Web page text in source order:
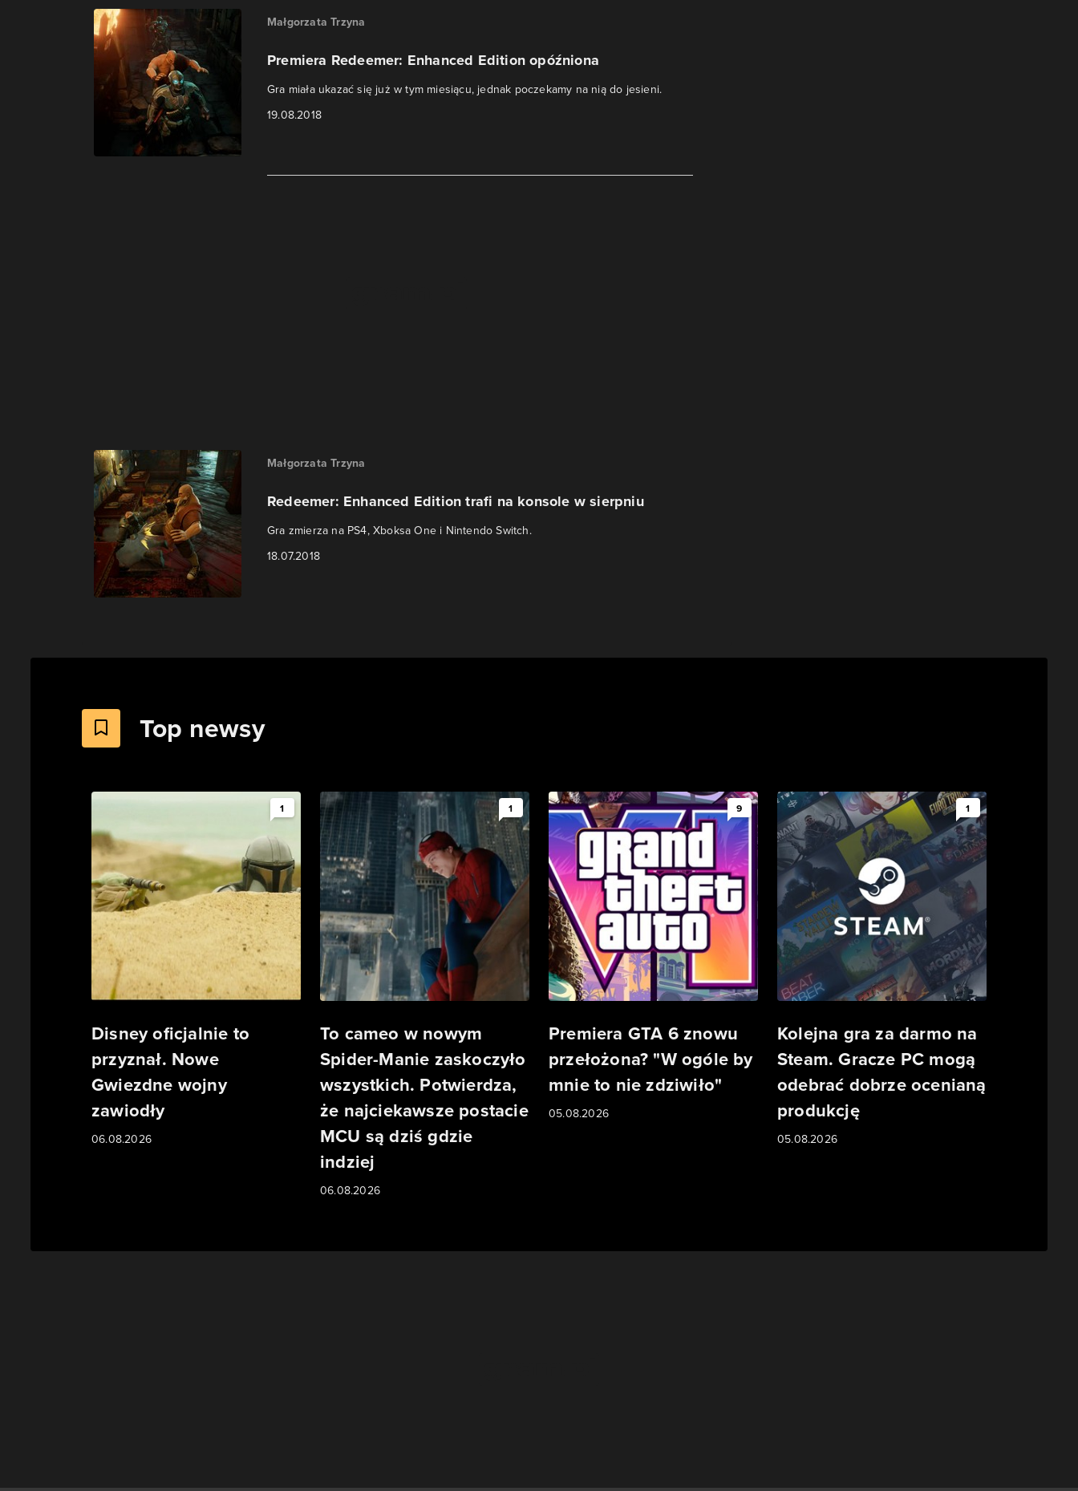
Małgorzata Trzyna
Premiera Redeemer: Enhanced Edition opóźniona
Gra miała ukazać się już w tym miesiącu, jednak poczekamy na nią do jesieni.
19.08.2018
Małgorzata Trzyna
Redeemer: Enhanced Edition trafi na konsole w sierpniu
Gra zmierza na PS4, Xboksa One i Nintendo Switch.
18.07.2018
Top newsy
1
Disney oficjalnie to
przyznał. Nowe
Gwiezdne wojny
zawiodły
06.08.2026
1
To cameo w nowym
Spider-Manie zaskoczyło
wszystkich. Potwierdza,
że najciekawsze postacie
MCU są dziś gdzie
indziej
06.08.2026
9
Premiera GTA 6 znowu
przełożona? "W ogóle by
mnie to nie zdziwiło"
05.08.2026
1
Kolejna gra za darmo na
Steam. Gracze PC mogą
odebrać dobrze ocenianą
produkcję
05.08.2026